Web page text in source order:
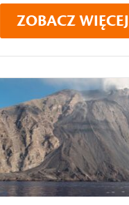
ZOBACZ WIĘCEJ